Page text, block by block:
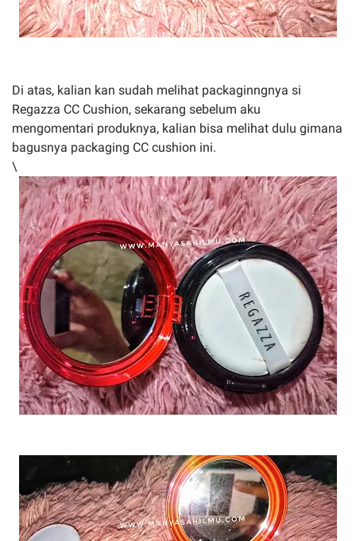
Di atas, kalian kan sudah melihat packaginngnya si
Regazza CC Cushion, sekarang sebelum aku
mengomentari produknya, kalian bisa melihat dulu gimana
bagusnya packaging CC cushion ini.
\